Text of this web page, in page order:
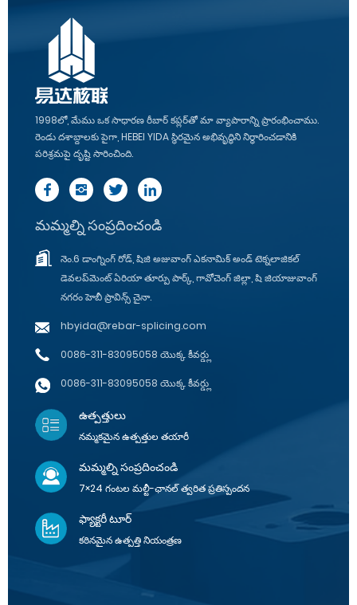
1998లో, మేము ఒక సాధారణ రీబార్ కప్లర్‌తో మా వ్యాపారాన్ని ప్రారంభించాము.
రెండు దశాబ్దాలకు పైగా, HEBEI YIDA స్థిరమైన అభివృద్ధిని నిర్ధారించడానికి
పరిశ్రమపై దృష్టి సారించింది.
మమ్మల్ని సంప్రదించండి
నెం.6 డాంగ్నింగ్ రోడ్, షిజి అజువాంగ్ ఎకనామిక్ అండ్ టెక్నలాజికల్
డెవలప్‌మెంట్ ఏరియా తూర్పు పార్క్, గావోచెంగ్ జిల్లా, షి జియాజువాంగ్
నగరం హెబీ ప్రావిన్స్ చైనా.
hbyida@rebar-splicing.com
0086-311-83095058 యొక్క కీవర్డ్లు
0086-311-83095058 యొక్క కీవర్డ్లు
ఉత్పత్తులు
నమ్మకమైన ఉత్పత్తుల తయారీ
మమ్మల్ని సంప్రదించండి
7×24 గంటల మల్టీ-ఛానల్ త్వరిత ప్రతిస్పందన
ఫ్యాక్టరీ టూర్
కఠినమైన ఉత్పత్తి నియంత్రణ